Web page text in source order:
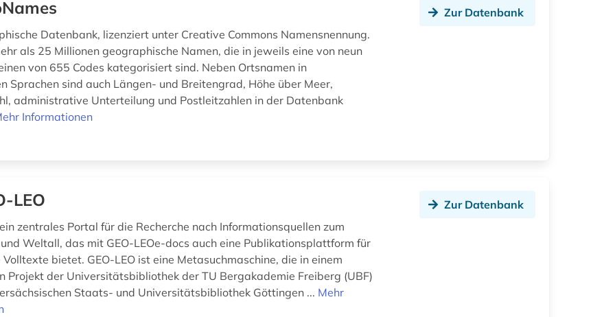
Datenbank, lizenziert unter Creative Commons Namensnennung.
als 25 Millionen geographische Namen, die in jeweils eine von neun
von 655 Codes kategorisiert sind. Neben Ortsnamen in
Sprachen sind auch Längen- und Breitengrad, Höhe über Meer,
administrative Unterteilung und Postleitzahlen in der Datenbank
Informationen
Zur Datenbank
LEO
zentrales Portal für die Recherche nach Informationsquellen zum
Weltall, das mit GEO-LEOe-docs auch eine Publikationsplattform für
bietet. GEO-LEO ist eine Metasuchmaschine, die in einem
Projekt der Universitätsbibliothek der TU Bergakademie Freiberg (UBF)
Staats- und Universitätsbibliothek Göttingen ... Mehr
Zur Datenbank